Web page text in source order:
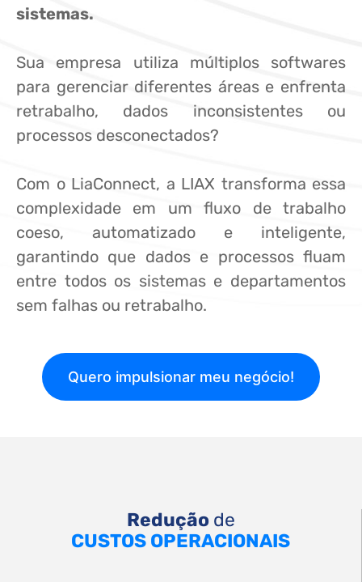
sistemas.
Sua empresa utiliza múltiplos softwares
para gerenciar diferentes áreas e enfrenta
retrabalho, dados inconsistentes ou
processos desconectados?
Com o LiaConnect, a LIAX transforma essa
complexidade em um fluxo de trabalho
coeso, automatizado e inteligente,
garantindo que dados e processos fluam
entre todos os sistemas e departamentos
sem falhas ou retrabalho.
Quero impulsionar meu negócio!
Redução de
CUSTOS OPERACIONAIS